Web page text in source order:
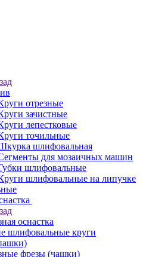
отрезные
зачистные
лепестковые
точильные
шлифовальная
для мозаичных машин
шлифовальные
шлифовальные на липучке
оснастка
шлифовальные круги
фрезы (чашки)